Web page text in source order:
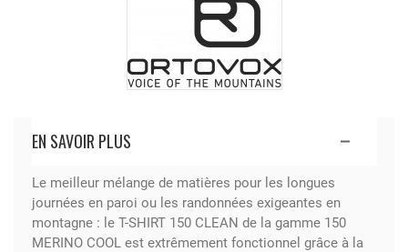
EN SAVOIR PLUS
Le meilleur mélange de matières pour les longues
journées en paroi ou les randonnées exigeantes en
montagne : le T-SHIRT 150 CLEAN de la gamme 150
MERINO COOL est extrêmement fonctionnel grâce à la